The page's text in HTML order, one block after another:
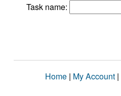
Task name:
Home | My Account |